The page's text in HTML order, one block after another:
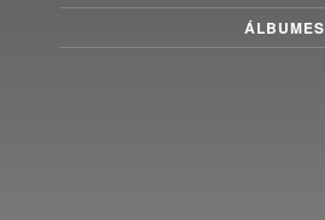
ÁLBUMES